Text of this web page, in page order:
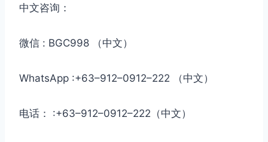
中文咨询：
微信 : BGC998 （中文）
WhatsApp :+63–912–0912–222 （中文）
电话： :+63–912–0912–222（中文）